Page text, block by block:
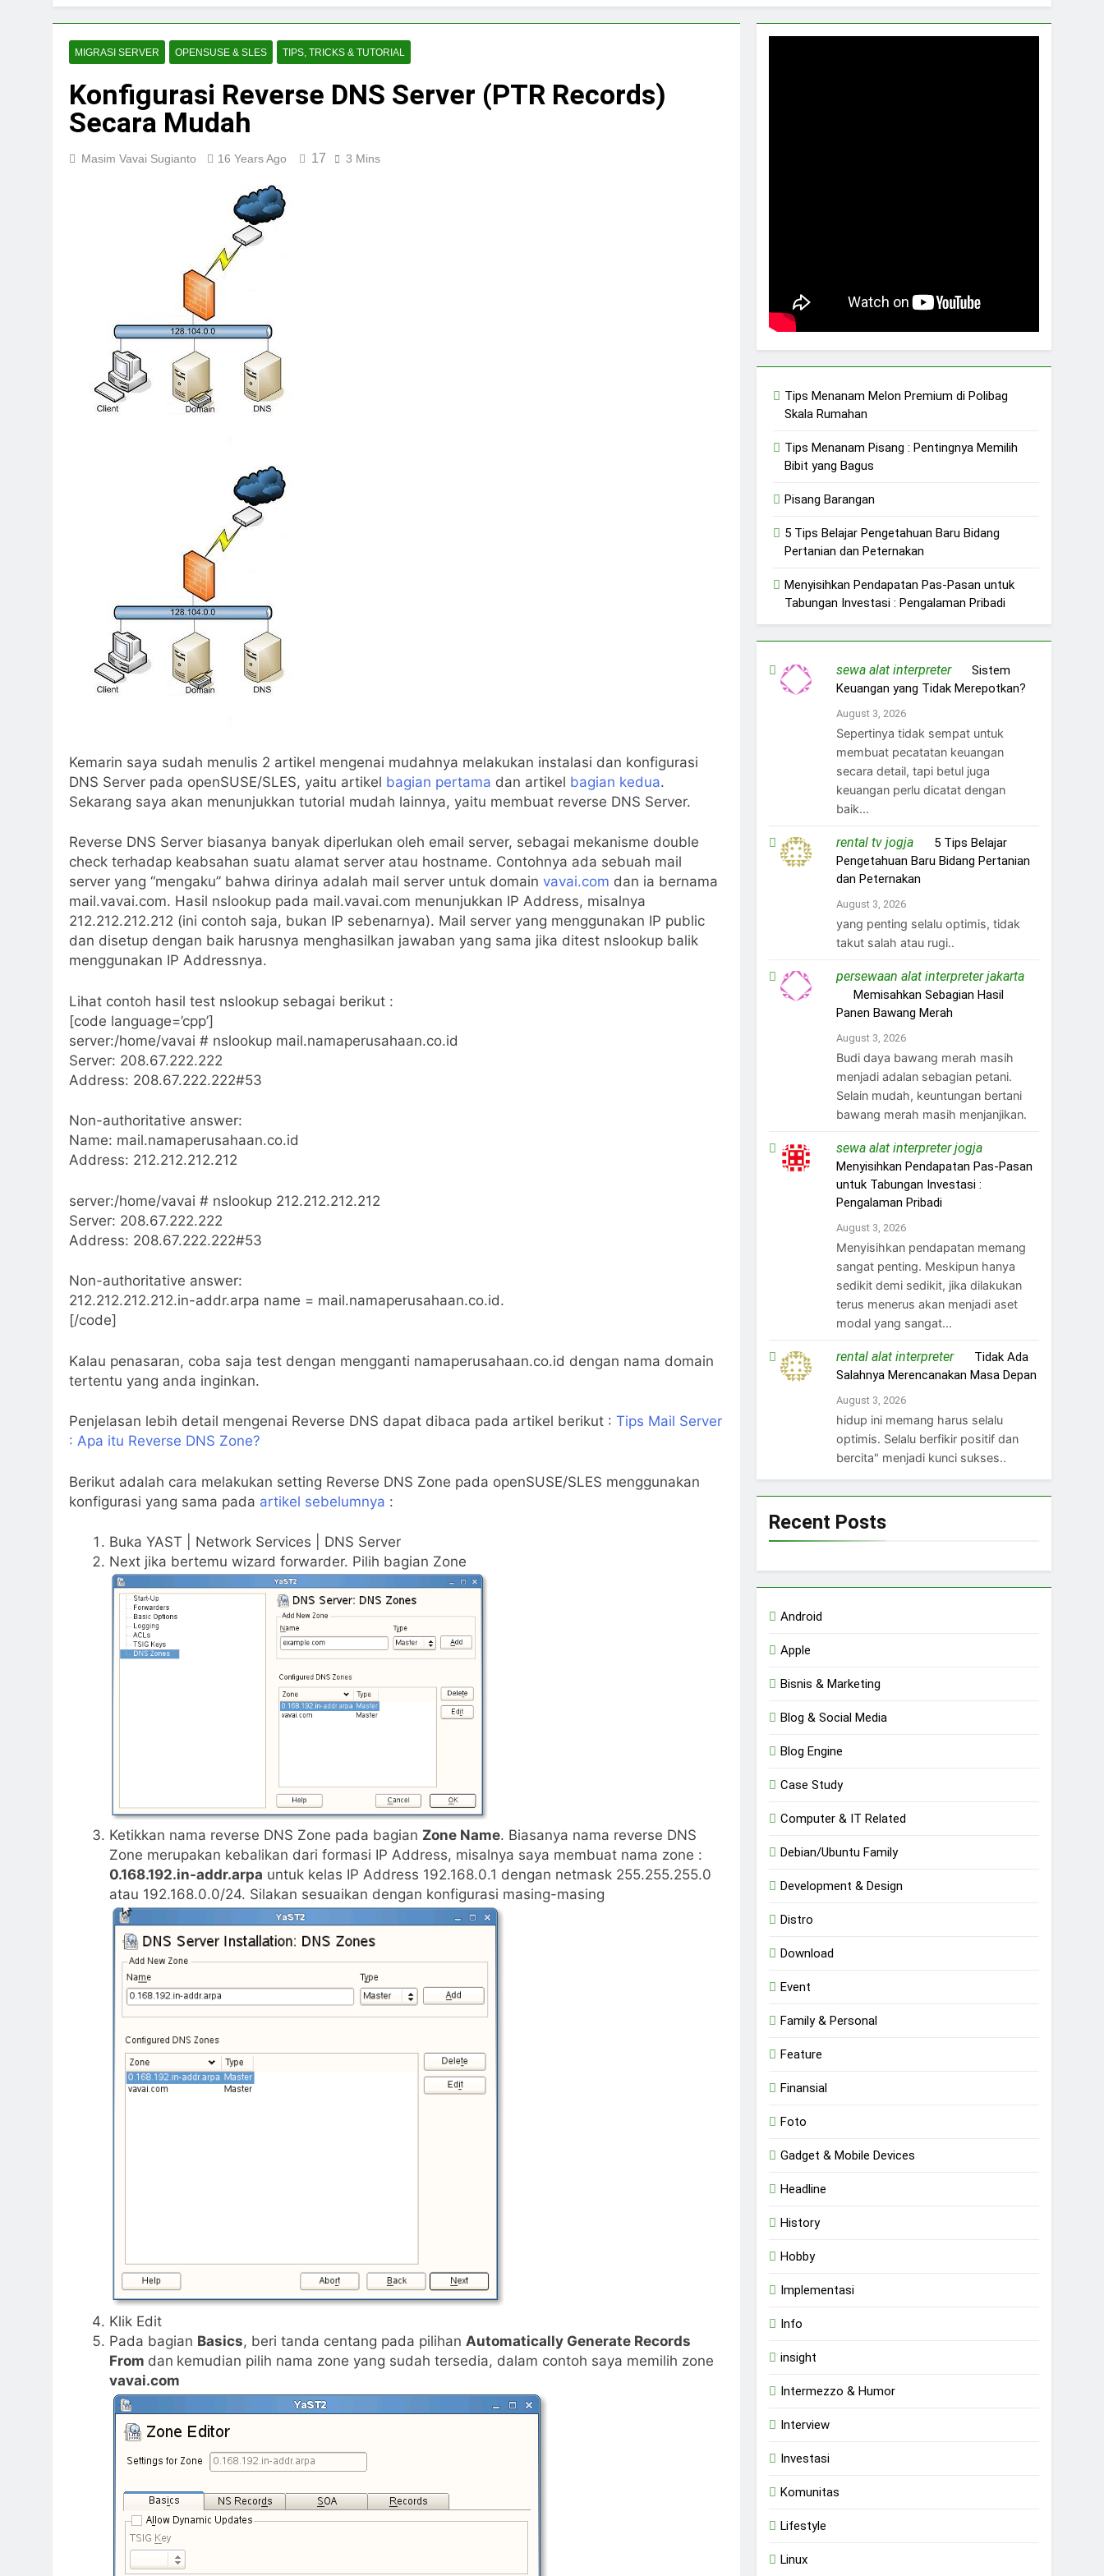
MIGRASI SERVER OPENSUSE & SLES TIPS, TRICKS & TUTORIAL
Konfigurasi Reverse DNS Server (PTR Records)
Secara Mudah
Masim Vavai Sugianto 16 Years Ago 17 3 Mins
Kemarin saya sudah menulis 2 artikel mengenai mudahnya melakukan instalasi dan konfigurasi
DNS Server pada openSUSE/SLES, yaitu artikel bagian pertama dan artikel bagian kedua.
Sekarang saya akan menunjukkan tutorial mudah lainnya, yaitu membuat reverse DNS Server.
Reverse DNS Server biasanya banyak diperlukan oleh email server, sebagai mekanisme double
check terhadap keabsahan suatu alamat server atau hostname. Contohnya ada sebuah mail
server yang “mengaku” bahwa dirinya adalah mail server untuk domain vavai.com dan ia bernama
mail.vavai.com. Hasil nslookup pada mail.vavai.com menunjukkan IP Address, misalnya
212.212.212.212 (ini contoh saja, bukan IP sebenarnya). Mail server yang menggunakan IP public
dan disetup dengan baik harusnya menghasilkan jawaban yang sama jika ditest nslookup balik
menggunakan IP Addressnya.
Lihat contoh hasil test nslookup sebagai berikut :
[code language=’cpp’]
server:/home/vavai # nslookup mail.namaperusahaan.co.id
Server: 208.67.222.222
Address: 208.67.222.222#53
Non-authoritative answer:
Name: mail.namaperusahaan.co.id
Address: 212.212.212.212
server:/home/vavai # nslookup 212.212.212.212
Server: 208.67.222.222
Address: 208.67.222.222#53
Non-authoritative answer:
212.212.212.212.in-addr.arpa name = mail.namaperusahaan.co.id.
[/code]
Kalau penasaran, coba saja test dengan mengganti namaperusahaan.co.id dengan nama domain
tertentu yang anda inginkan.
Penjelasan lebih detail mengenai Reverse DNS dapat dibaca pada artikel berikut : Tips Mail Server
: Apa itu Reverse DNS Zone?
Berikut adalah cara melakukan setting Reverse DNS Zone pada openSUSE/SLES menggunakan
konfigurasi yang sama pada artikel sebelumnya :
Buka YAST | Network Services | DNS Server
Next jika bertemu wizard forwarder. Pilih bagian Zone
Ketikkan nama reverse DNS Zone pada bagian Zone Name. Biasanya nama reverse DNS
Zone merupakan kebalikan dari formasi IP Address, misalnya saya membuat nama zone :
0.168.192.in-addr.arpa untuk kelas IP Address 192.168.0.1 dengan netmask 255.255.255.0
atau 192.168.0.0/24. Silakan sesuaikan dengan konfigurasi masing-masing
Klik Edit
Pada bagian Basics, beri tanda centang pada pilihan Automatically Generate Records
From dan kemudian pilih nama zone yang sudah tersedia, dalam contoh saya memilih zone
vavai.com
Tips Menanam Melon Premium di Polibag
Skala Rumahan
Tips Menanam Pisang : Pentingnya Memilih
Bibit yang Bagus
Pisang Barangan
5 Tips Belajar Pengetahuan Baru Bidang
Pertanian dan Peternakan
Menyisihkan Pendapatan Pas-Pasan untuk
Tabungan Investasi : Pengalaman Pribadi
sewa alat interpreteron Sistem
Keuangan yang Tidak Merepotkan?
August 3, 2026
Sepertinya tidak sempat untuk
membuat pecatatan keuangan
secara detail, tapi betul juga
keuangan perlu dicatat dengan
baik...
rental tv jogjaon 5 Tips Belajar
Pengetahuan Baru Bidang Pertanian
dan Peternakan
August 3, 2026
yang penting selalu optimis, tidak
takut salah atau rugi..
persewaan alat interpreter jakarta
Memisahkan Sebagian Hasil
Panen Bawang Merah
August 3, 2026
Budi daya bawang merah masih
menjadi adalan sebagian petani.
Selain mudah, keuntungan bertani
bawang merah masih menjanjikan.
sewa alat interpreter jogjaon
Menyisihkan Pendapatan Pas-Pasan
untuk Tabungan Investasi :
Pengalaman Pribadi
August 3, 2026
Menyisihkan pendapatan memang
sangat penting. Meskipun hanya
sedikit demi sedikit, jika dilakukan
terus menerus akan menjadi aset
modal yang sangat…
rental alat interpreteron Tidak Ada
Salahnya Merencanakan Masa Depan
August 3, 2026
hidup ini memang harus selalu
optimis. Selalu berfikir positif dan
bercita" menjadi kunci sukses..
Recent Posts
Android
Apple
Bisnis & Marketing
Blog & Social Media
Blog Engine
Case Study
Computer & IT Related
Debian/Ubuntu Family
Development & Design
Distro
Download
Event
Family & Personal
Feature
Finansial
Foto
Gadget & Mobile Devices
Headline
History
Hobby
Implementasi
Info
insight
Intermezzo & Humor
Interview
Investasi
Komunitas
Lifestyle
Linux